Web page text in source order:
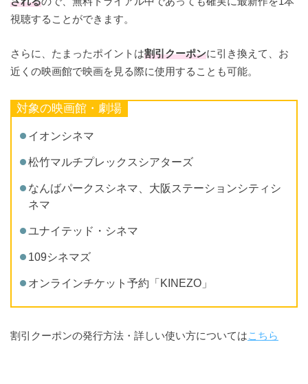
視聴することができます。
さらに、たまったポイントは割引クーポンに引き換えて、お
近くの映画館で映画を見る際に使用することも可能。
対象の映画館・劇場
イオンシネマ
松竹マルチプレックスシアターズ
なんばパークスシネマ、大阪ステーションシティシ
ネマ
ユナイテッド・シネマ
109シネマズ
オンラインチケット予約「KINEZO」
割引クーポンの発行方法・詳しい使い方についてはこちら